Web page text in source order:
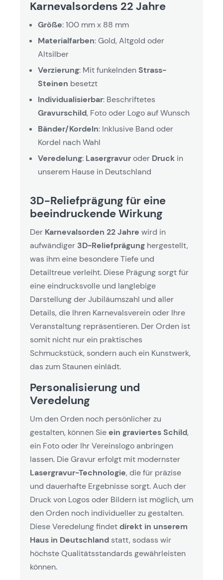
Karnevalsordens 22 Jahre
Größe: 100 mm x 88 mm
Materialfarben: Gold, Altgold oder
Altsilber
Verzierung: Mit funkelnden Strass-
Steinen besetzt
Individualisierbar: Beschriftetes
Gravurschild, Foto oder Logo auf Wunsch
Bänder/Kordeln: Inklusive Band oder
Kordel nach Wahl
Veredelung: Lasergravuroder Druck in
unserem Hause in Deutschland
3D-Reliefprägung für eine
beeindruckende Wirkung
Der Karnevalsorden 22 Jahre wird in
aufwändiger 3D-Reliefprägung hergestellt,
was ihm eine besondere Tiefe und
Detailtreue verleiht. Diese Prägung sorgt für
eine eindrucksvolle und langlebige
Darstellung der Jubiläumszahl und aller
Details, die Ihren Karnevalsverein oder Ihre
Veranstaltung repräsentieren. Der Orden ist
somit nicht nur ein praktisches
Schmuckstück, sondern auch ein Kunstwerk,
das zum Staunen einlädt.
Personalisierung und
Veredelung
Um den Orden noch persönlicher zu
gestalten, können Sieein graviertes Schild,
ein Foto oder Ihr Vereinslogo anbringen
lassen. Die Gravur erfolgt mit modernster
Lasergravur-Technologie, die für präzise
und dauerhafte Ergebnisse sorgt. Auch der
Druck von Logos oder Bildern ist möglich, um
den Orden noch individueller zu gestalten.
Diese Veredelung findetdirekt in unserem
Haus in Deutschland statt, sodass wir
höchste Qualitätsstandards gewährleisten
können.